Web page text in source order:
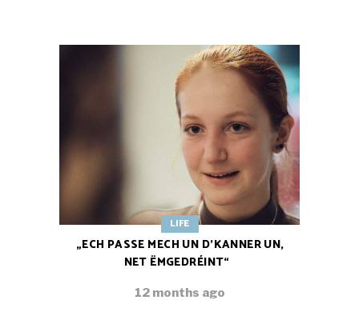
LIFE
„ECH PASSE MECH UN D’KANNER UN,
NET ËMGEDRÉINT“
12 months ago